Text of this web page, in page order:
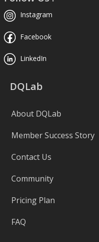
Instagram
Facebook
LinkedIn
DQLab
About DQLab
Member Success Story
Contact Us
Community
Pricing Plan
FAQ